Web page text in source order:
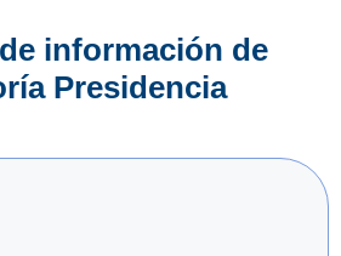
información de
Presidencia